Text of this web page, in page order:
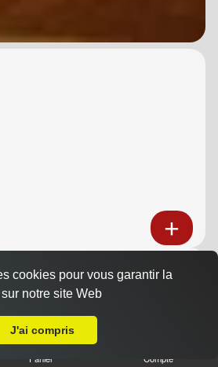
Panier Compte
cookies pour vous garantir la
notre site Web
J'ai compris